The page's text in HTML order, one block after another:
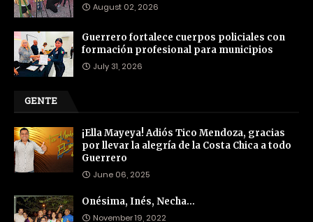
August 02, 2026
Guerrero fortalece cuerpos policiales con
formación profesional para municipios
July 31, 2026
GENTE
¡Ella Mayeya! Adiós Tico Mendoza, gracias
por llevar la alegría de la Costa Chica a todo
Guerrero
June 06, 2025
Onésima, Inés, Necha…
November 19, 2022